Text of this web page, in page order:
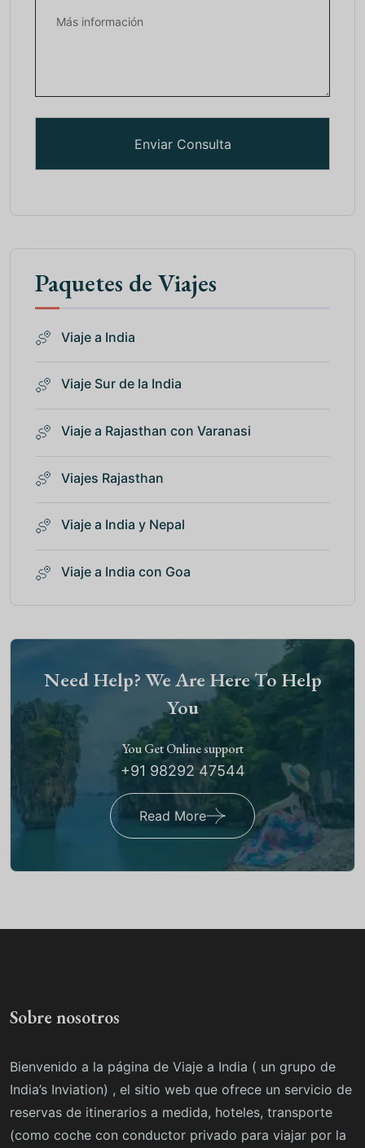
Paquetes de Viajes
Viaje a India
Viaje Sur de la India
Viaje a Rajasthan con Varanasi
Viajes Rajasthan
Viaje a India y Nepal
Viaje a India con Goa
Need Help? We Are Here To Help
You
You Get Online support
+91 98292 47544
Read More
Sobre nosotros
Bienvenido a la página de Viaje a India ( un grupo de
India’s Inviation) , el sitio web que ofrece un servicio de
reservas de itinerarios a medida, hoteles, transporte
(como coche con conductor privado para viajar por la